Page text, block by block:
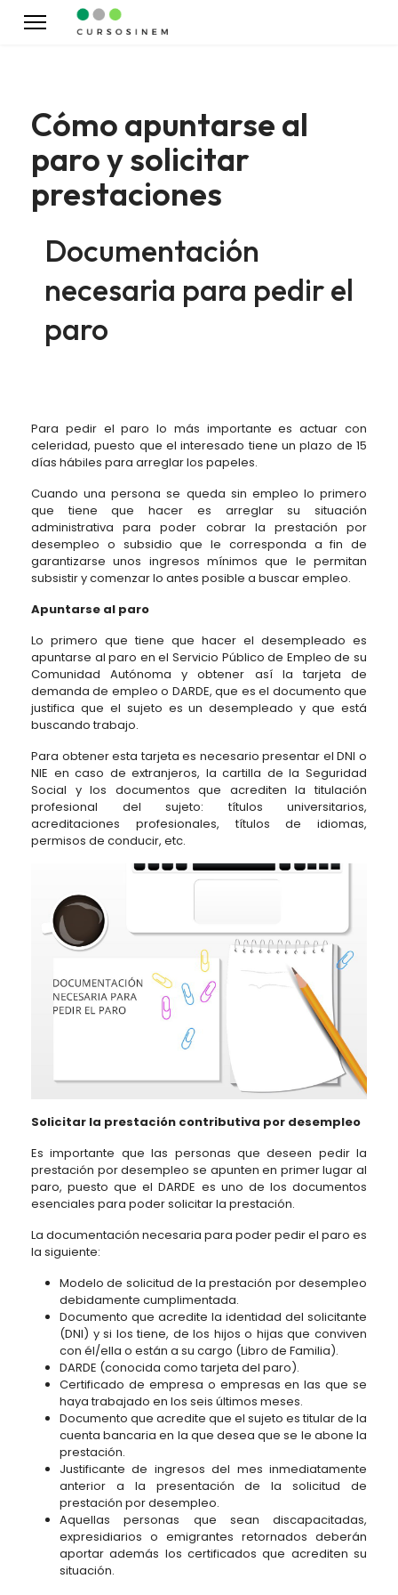
Cómo apuntarse al
paro y solicitar
prestaciones
Documentación
necesaria para pedir el
paro
Para pedir el paro lo más importante es actuar con
celeridad, puesto que el interesado tiene un plazo de 15
días hábiles para arreglar los papeles.
Cuando una persona se queda sin empleo lo primero
que tiene que hacer es arreglar su situación
administrativa para poder cobrar la prestación por
desempleo o subsidio que le corresponda a fin de
garantizarse unos ingresos mínimos que le permitan
subsistir y comenzar lo antes posible a buscar empleo.
Apuntarse al paro
Lo primero que tiene que hacer el desempleado es
apuntarse al paro en el Servicio Público de Empleo de su
Comunidad Autónoma y obtener así la tarjeta de
demanda de empleo o DARDE, que es el documento que
justifica que el sujeto es un desempleado y que está
buscando trabajo.
Para obtener esta tarjeta es necesario presentar el DNI o
NIE en caso de extranjeros, la cartilla de la Seguridad
Social y los documentos que acrediten la titulación
profesional del sujeto: títulos universitarios,
acreditaciones profesionales, títulos de idiomas,
permisos de conducir, etc.
Solicitar la prestación contributiva por desempleo
Es importante que las personas que deseen pedir la
prestación por desempleo se apunten en primer lugar al
paro, puesto que el DARDE es uno de los documentos
esenciales para poder solicitar la prestación.
La documentación necesaria para poder pedir el paro es
la siguiente:
Modelo de solicitud de la prestación por desempleo
debidamente cumplimentada.
Documento que acredite la identidad del solicitante
(DNI) y si los tiene, de los hijos o hijas que conviven
con él/ella o están a su cargo (Libro de Familia).
DARDE (conocida como tarjeta del paro).
Certificado de empresa o empresas en las que se
haya trabajado en los seis últimos meses.
Documento que acredite que el sujeto es titular de la
cuenta bancaria en la que desea que se le abone la
prestación.
Justificante de ingresos del mes inmediatamente
anterior a la presentación de la solicitud de
prestación por desempleo.
Aquellas personas que sean discapacitadas,
expresidiarios o emigrantes retornados deberán
aportar además los certificados que acrediten su
situación.